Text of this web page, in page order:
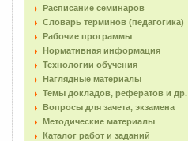
Расписание семинаров
Словарь терминов (педагогика)
Рабочие программы
Нормативная информация
Технологии обучения
Наглядные материалы
Темы докладов, рефератов и др.
Вопросы для зачета, экзамена
Методические материалы
Каталог работ и заданий